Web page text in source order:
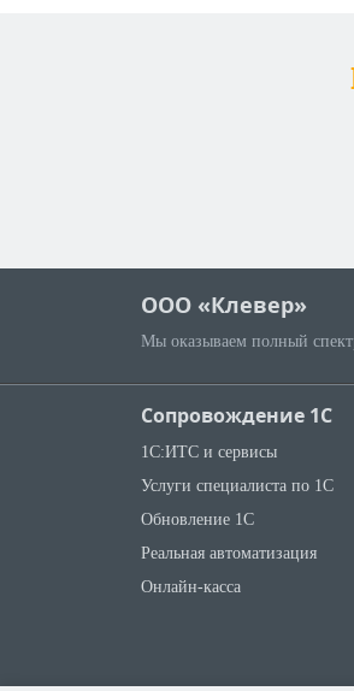
ООО «Клевер»
Мы оказываем полный
Сопровождение 1С
1С:ИТС и сервисы
Услуги специалиста по 1С
Обновление 1С
Реальная автоматизация
Онлайн-касса